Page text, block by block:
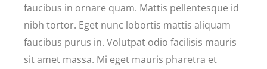
faucibus in ornare quam. Mattis pellentesque id
nibh tortor. Eget nunc lobortis mattis aliquam
faucibus purus in. Volutpat odio facilisis mauris
sit amet massa. Mi eget mauris pharetra et